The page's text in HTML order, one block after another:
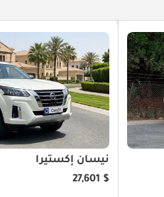
نيسان إكستيرا
$ 27,601